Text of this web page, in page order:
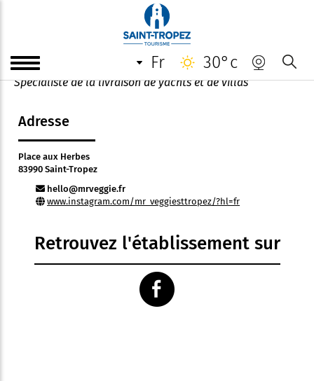
fr 30°c
Mr Veggie
Fruits et légumes frais et locaux de haute qualité
Spécialiste de la livraison de yachts et de villas
Adresse
Place aux Herbes
83990 Saint-Tropez
hello@mrveggie.fr
www.instagram.com/mr_veggiesttropez/?hl=fr
Retrouvez l'établissement sur